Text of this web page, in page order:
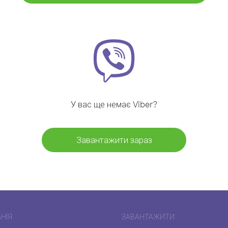
У вас ще немає Viber?
Завантажити зараз
ЗАВАНТАЖИТИ